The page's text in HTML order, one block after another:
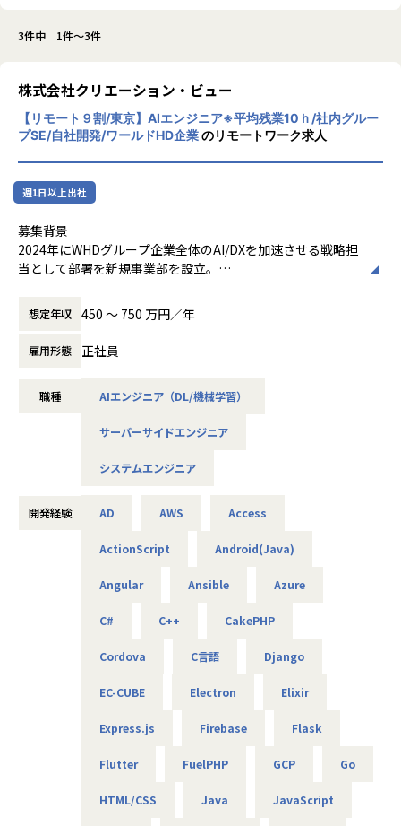
3件中 1件～3件
株式会社クリエーション・ビュー
【リモート９割/東京】AIエンジニア※平均残業10ｈ/社内グルー
プSE/自社開発/ワールドHD企業のリモートワーク求人
週1日以上出社
募集背景
2024年にWHDグループ企業全体のAI/DXを加速させる戦略担
当として部署を新規事業部を設立。
える多様なビジネス課題に対し、AIを活用したシステム開発
を通じて事業価値の最大化に貢献しています。また外部クラ
イアントの案件も拡大中です。
現在、当部署は10名超の精鋭でAI/DX事業のシステム開発を
ーズは急速に拡大しており、さらなる事業拡大に向けて増員
AIやDXの知見は問わず、ご興味と意欲のある方にぜひ参画い
・大手企業、グループ会社に向けたAIソリューションの開発
・AWSやPythonを用いたAIアプリケーションの作成
・データ基盤の構築並びにデータ活用によるDX化の提案
・RAG機能を搭載した、(閉域接続可能な)生成AIの開発
・鉄道会社向け、AIを活用した需要予測とシステム開発
・WEB広告最適化に向けたデータ分析、PoC開発 など
想定年収 450 〜 750 万円／年
雇用形態 正社員
職種 AIエンジニア（DL/機械学習）
サーバーサイドエンジニア
システムエンジニア
開発経験 AD AWS Access
ActionScript Android(Java)
Angular Ansible Azure
C# C++ CakePHP
Cordova C言語 Django
EC-CUBE Electron Elixir
Express.js Firebase Flask
Flutter FuelPHP GCP Go
HTML/CSS Java JavaScript